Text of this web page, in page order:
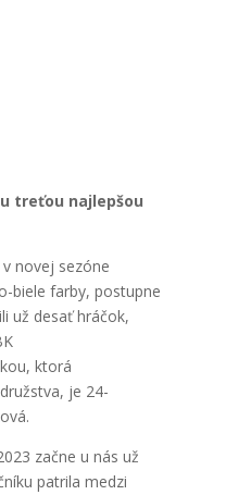
treťou najlepšou
novej sezóne
biele farby, postupne
už desať hráčok,
ktorá
je 24-
začne u nás už
patrila medzi